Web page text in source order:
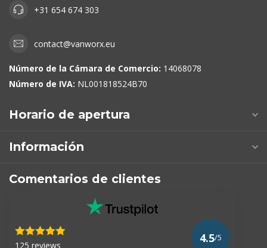
+31 654 674 303
contact@vanworx.eu
Número de la Cámara de Comercio: 14068078
Número de IVA: NL001818524B70
Horario de apertura
Información
Comentarios de clientes
125 reviews
4.5/5